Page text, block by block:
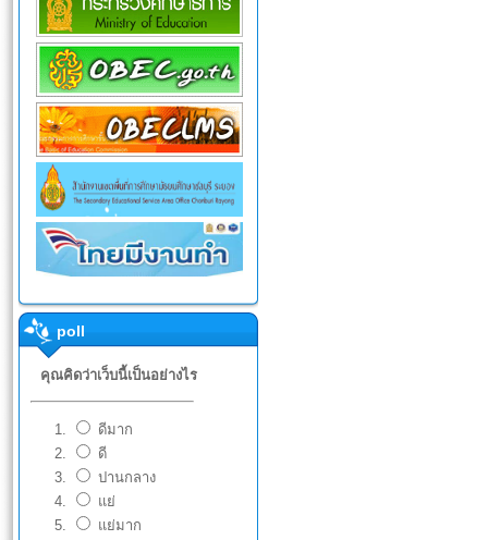
poll
คุณคิดว่าเว็บนี้เป็นอย่างไร
ดีมาก
ดี
ปานกลาง
แย่
แย่มาก